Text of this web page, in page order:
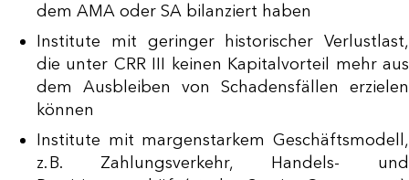
dem AMA oder SA bilanziert haben
Institute mit geringer historischer Verlustlast,
die unter CRR III keinen Kapitalvorteil mehr aus
dem Ausbleiben von Schadensfällen erzielen
können
Institute mit margenstarkem Geschäftsmodell,
z. B. Zahlungsverkehr, Handels- und